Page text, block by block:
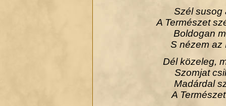
Szél susog
A Természet
Boldogan
S nézem az
Dél közeleg,
Szomjat
Madárdal
A